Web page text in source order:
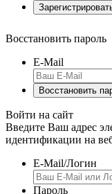
Восстановить пароль
E-Mail
Войти на сайт
Введите Ваш адрес
идентификации на
E-Mail/Логин
Пароль